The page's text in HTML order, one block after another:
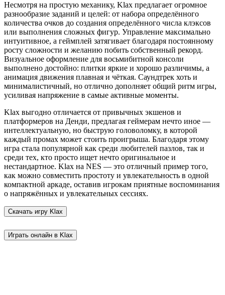
Несмотря на простую механику, Klax предлагает огромное
разнообразие заданий и целей: от набора определённого
количества очков до создания определённого числа клэксов
или выполнения сложных фигур. Управление максимально
интуитивное, а геймплей затягивает благодаря постоянному
росту сложности и желанию побить собственный рекорд.
Визуальное оформление для восьмибитной консоли
выполнено достойно: плитки яркие и хорошо различимы, а
анимация движения плавная и чёткая. Саундтрек хоть и
минималистичный, но отлично дополняет общий ритм игры,
усиливая напряжение в самые активные моменты.
Klax выгодно отличается от привычных экшенов и
платформеров на Денди, предлагая геймерам нечто иное —
интеллектуальную, но быструю головоломку, в которой
каждый промах может стоить проигрыша. Благодаря этому
игра стала популярной как среди любителей пазлов, так и
среди тех, кто просто ищет нечто оригинальное и
нестандартное. Klax на NES — это отличный пример того,
как можно совместить простоту и увлекательность в одной
компактной аркаде, оставив игрокам приятные воспоминания
о напряжённых и увлекательных сессиях.
Скачать игру Klax
Играть онлайн в Klax